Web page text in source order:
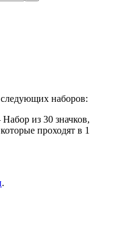
наборов:
из 30 значков,
проходят в 1
.